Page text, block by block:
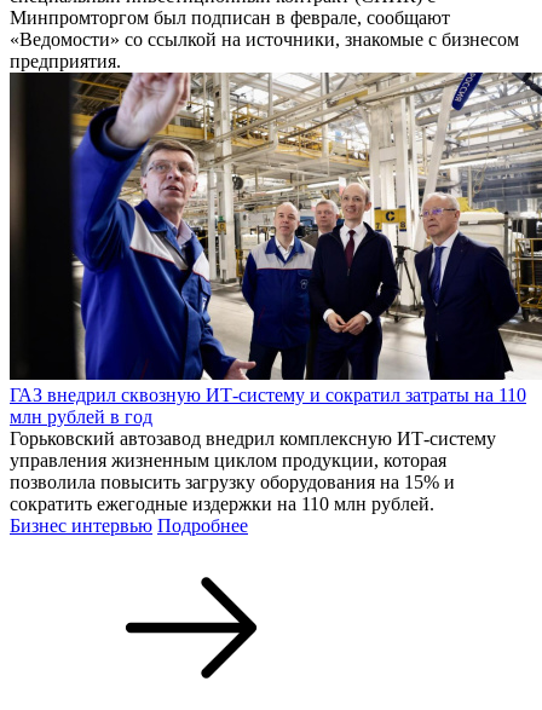
Минпромторгом был подписан в феврале, сообщают
«Ведомости» со ссылкой на источники, знакомые с бизнесом
предприятия.
ГАЗ внедрил сквозную ИТ-систему и сократил затраты на 110
млн рублей в год
Горьковский автозавод внедрил комплексную ИТ-систему
управления жизненным циклом продукции, которая
позволила повысить загрузку оборудования на 15% и
сократить ежегодные издержки на 110 млн рублей.
Бизнес интервью Подробнее